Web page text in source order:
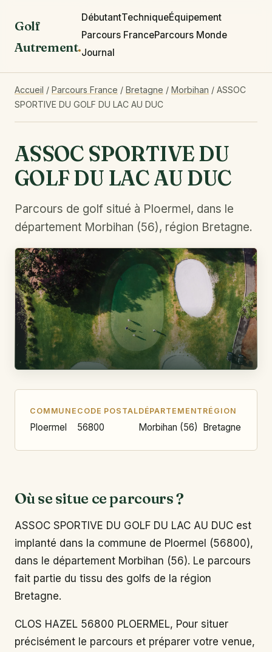
Golf
Autrement.
DébutantTechniqueÉquipement
Parcours FranceParcours Monde
Journal
Accueil / Parcours France / Bretagne / Morbihan / ASSOC
SPORTIVE DU GOLF DU LAC AU DUC
ASSOC SPORTIVE DU
GOLF DU LAC AU DUC
Parcours de golf situé à Ploermel, dans le
département Morbihan (56), région Bretagne.
COMMUNE
Ploermel
CODE POSTAL
56800
DÉPARTEMENT
Morbihan (56)
RÉGION
Bretagne
Où se situe ce parcours ?
ASSOC SPORTIVE DU GOLF DU LAC AU DUC est
implanté dans la commune de Ploermel (56800),
dans le département Morbihan (56). Le parcours
fait partie du tissu des golfs de la région
Bretagne.
CLOS HAZEL 56800 PLOERMEL, Pour situer
précisément le parcours et préparer votre venue,